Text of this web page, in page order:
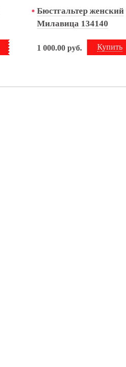
Бюстгальтер женский
Милавица 134140
Купить
1 000.00 руб.